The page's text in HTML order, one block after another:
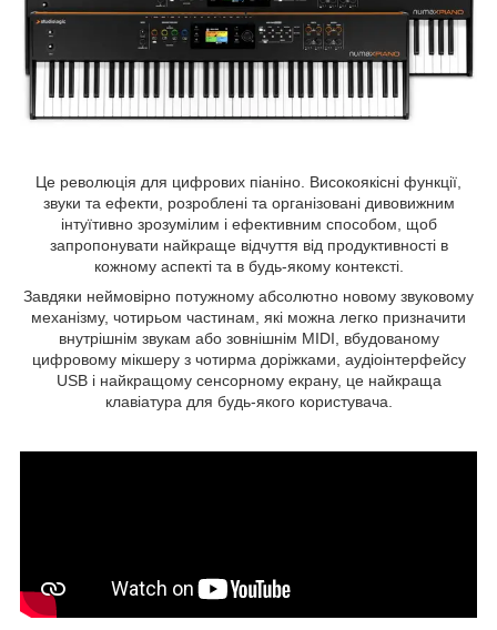
Це революція для цифрових піаніно. Високоякісні функції,
звуки та ефекти, розроблені та організовані дивовижним
інтуїтивно зрозумілим і ефективним способом, щоб
запропонувати найкраще відчуття від продуктивності в
кожному аспекті та в будь-якому контексті.
Завдяки неймовірно потужному абсолютно новому звуковому
механізму, чотирьом частинам, які можна легко призначити
внутрішнім звукам або зовнішнім MIDI, вбудованому
цифровому мікшеру з чотирма доріжками, аудіоінтерфейсу
USB і найкращому сенсорному екрану, це найкраща
клавіатура для будь-якого користувача.